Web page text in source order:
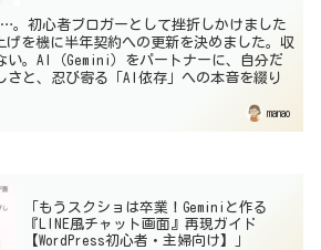
。初心者ブロガーとして挫折しかけました
げを機に半年契約への更新を決めました。収
い。AI（Gemini）をパートナーに、自分だ
さと、忍び寄る「AI依存」への本音を綴り
manao
「もうスクショは卒業！Geminiと作る
『LINE風チャット画面』再現ガイド
【WordPress初心者・主婦向け】」